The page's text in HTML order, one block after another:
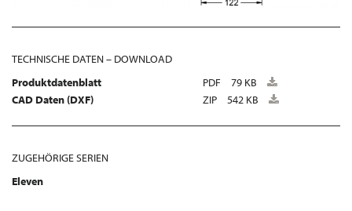
TECHNISCHE DATEN – DOWNLOAD
Produktdatenblatt
PDF
79 KB
CAD Daten (DXF)
ZIP 542 KB
ZUGEHÖRIGE SERIEN
Eleven